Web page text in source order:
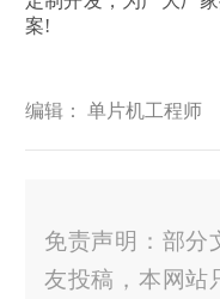
案!
编辑： 单片机工程师
免责声明：部分
友投稿，本网站